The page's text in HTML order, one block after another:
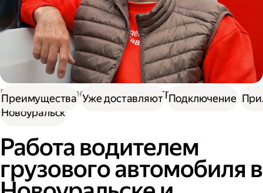
Работа водителем
Работа на грузовике
Новоуральск
Работа водителем
грузового автомобиля в
Преимущества Уже доставляют Подключение